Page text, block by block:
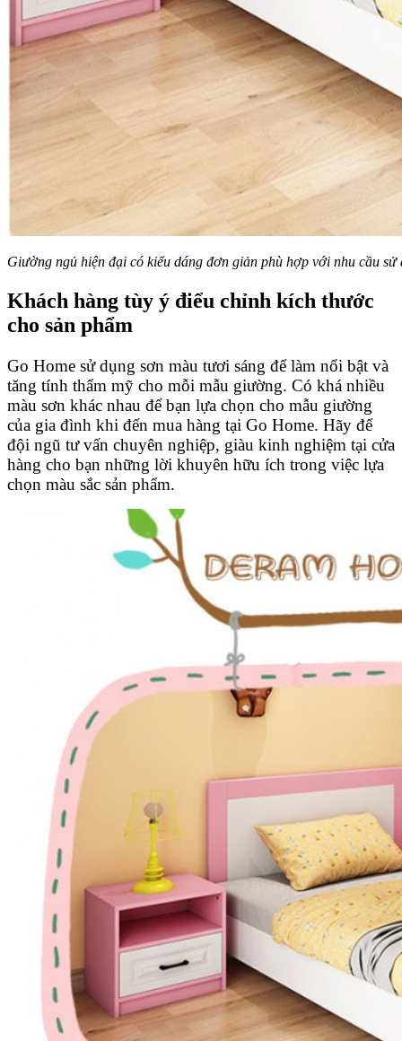
Giường ngủ hiện đại có kiểu dáng đơn giản phù hợp với nhu cầu sử
Khách hàng tùy ý điểu chỉnh kích thước
cho sản phẩm
Go Home sử dụng sơn màu tươi sáng để làm nổi bật và
tăng tính thẩm mỹ cho mỗi mẫu giường. Có khá nhiều
màu sơn khác nhau để bạn lựa chọn cho mẫu giường
của gia đình khi đến mua hàng tại Go Home. Hãy để
đội ngũ tư vấn chuyên nghiệp, giàu kinh nghiệm tại cửa
hàng cho bạn những lời khuyên hữu ích trong việc lựa
chọn màu sắc sản phẩm.